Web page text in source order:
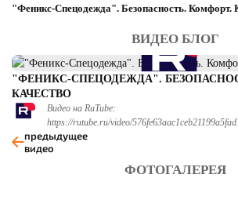
"Феникс-Спецодежда". Безопасность. Комфорт.
ВИДЕО БЛОГ
"ФЕНИКС-СПЕЦОДЕЖДА".
КАЧЕСТВО
Видео на RuTube:
https://rutube.ru/video/
предыдущее
видео
ФОТОГАЛЕРЕЯ